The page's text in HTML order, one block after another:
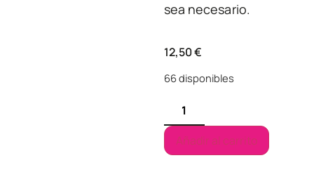
sea necesario.
12,50€
66 disponibles
Añadir al carrito